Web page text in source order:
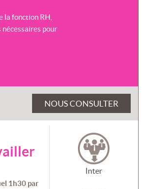
la fonction RH,
nécessaires pour
NOUS CONSULTER
1h30 par
Inter